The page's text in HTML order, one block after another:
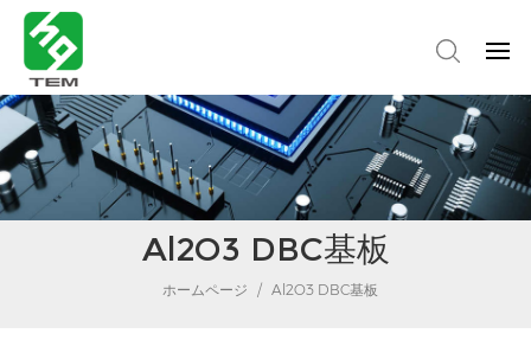
Al2O3 DBC基板
ホームページ / Al2O3 DBC基板